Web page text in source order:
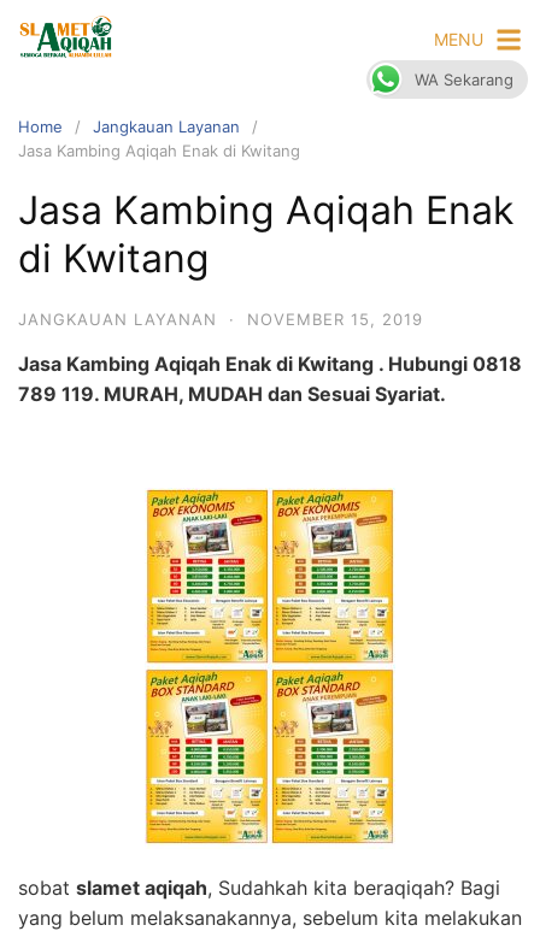
MENU
Home
Jangkauan Layanan
Jasa Kambing Aqiqah Enak di Kwitang
Jasa Kambing Aqiqah Enak
di Kwitang
JANGKAUAN LAYANAN · NOVEMBER 15, 2019
Jasa Kambing Aqiqah Enak di Kwitang . Hubungi 0818
789 119. MURAH, MUDAH dan Sesuai Syariat.
sobat slamet aqiqah, Sudahkah kita beraqiqah? Bagi
yang belum melaksanakannya, sebelum kita melakukan
WA Sekarang